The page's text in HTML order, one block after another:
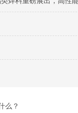
么？